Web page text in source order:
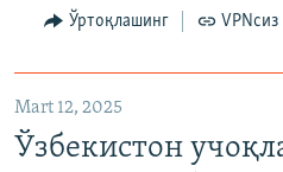
Ўртоқлашинг
Mart 12, 2025
Ўзбекистон